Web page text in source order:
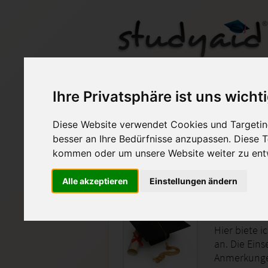
Ihre Privatsphäre ist uns
Diese Website verwendet Cookies und
besser an Ihre Bedürfnisse anzupassen. Diese
kommen oder um unsere Website weiter zu
Alle akzeptieren Einstellungen ändern
FFA04 - Note 1 +
Auf StudyAid.de
Hier biete
an. Die